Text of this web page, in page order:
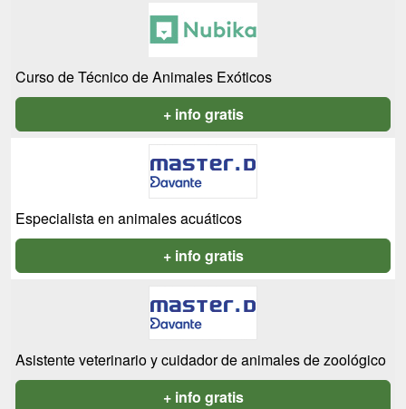
Curso de Técnico de Animales Exóticos
+ info gratis
Especialista en animales acuáticos
+ info gratis
Asistente veterinario y cuidador de animales de zoológico
+ info gratis